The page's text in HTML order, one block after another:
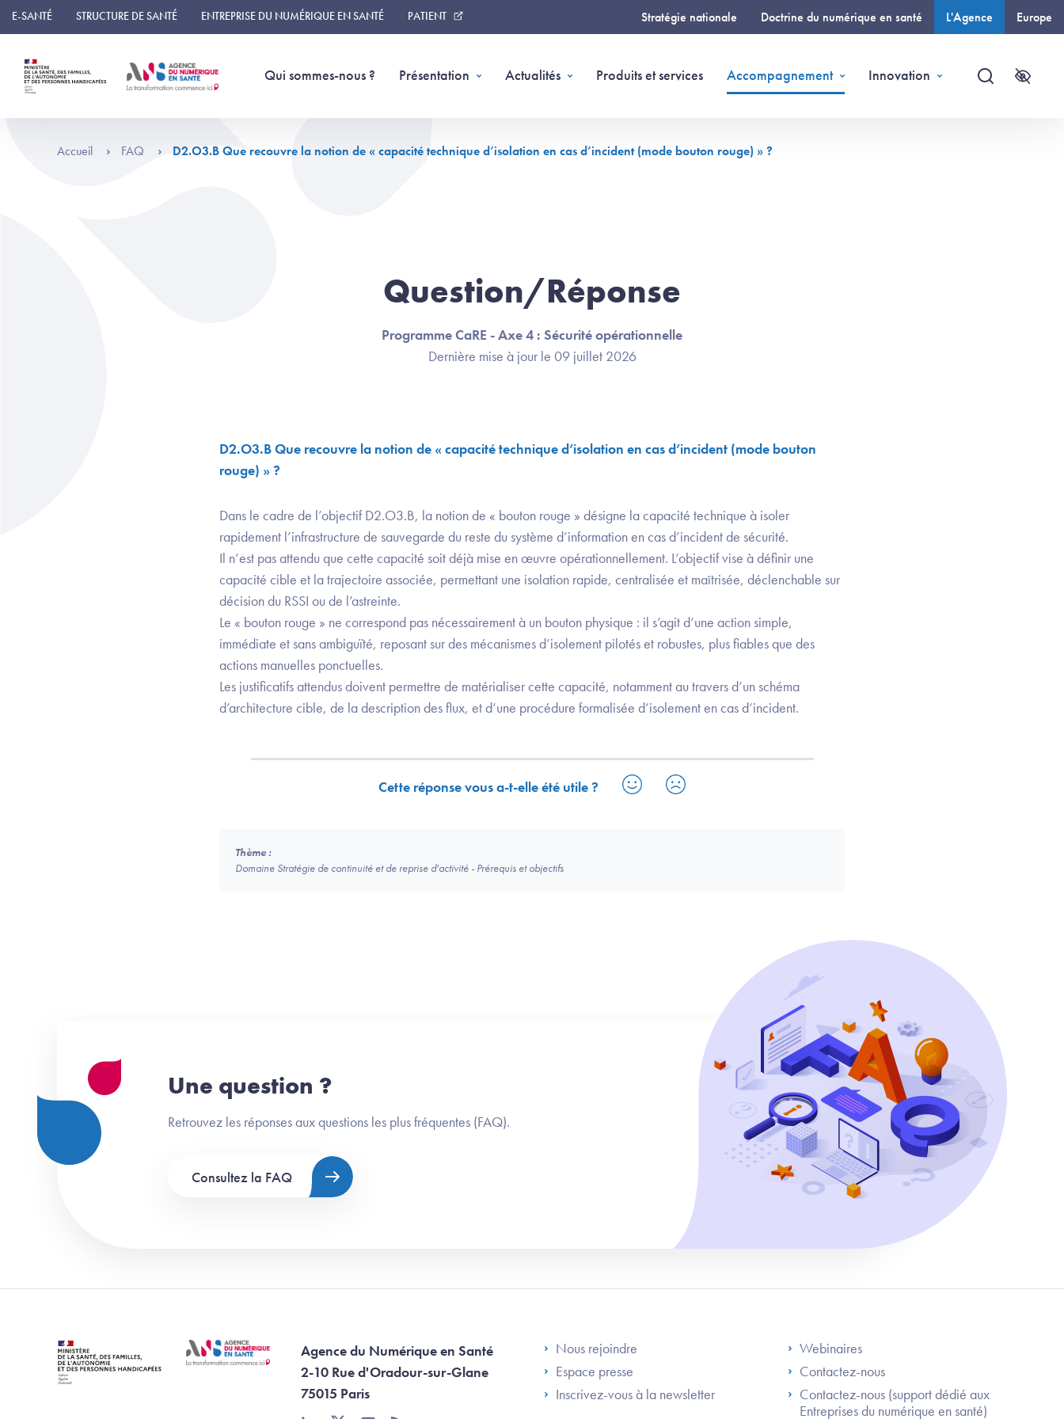
Panneau de gestion des cookies
E-SANTÉ STRUCTURE DE SANTÉ ENTREPRISE DU NUMÉRIQUE EN SANTÉ PATIENT Stratégie nationale Doctrine du numérique en santé L'Agence Europe
Qui sommes-nous ? Présentation Actualités Produits et services Accompagnement Innovation
Recherche
Accueil FAQ D2.O3.B Que recouvre la notion de « capacité technique d’isolation en cas d’incident (mode bouton rouge) » ?
Question/Réponse
Programme CaRE - Axe 4 : Sécurité opérationnelle
Dernière mise à jour le 09 juillet 2026
D2.O3.B Que recouvre la notion de « capacité technique d’isolation en cas d’incident (mode bouton
rouge) » ?
Dans le cadre de l’objectif D2.O3.B, la notion de « bouton rouge » désigne la capacité technique à isoler
rapidement l’infrastructure de sauvegarde du reste du système d’information en cas d’incident de sécurité.
Il n’est pas attendu que cette capacité soit déjà mise en œuvre opérationnellement. L’objectif vise à définir une
capacité cible et la trajectoire associée, permettant une isolation rapide, centralisée et maîtrisée, déclenchable sur
décision du RSSI ou de l’astreinte.
Le « bouton rouge » ne correspond pas nécessairement à un bouton physique : il s’agit d’une action simple,
immédiate et sans ambiguïté, reposant sur des mécanismes d’isolement pilotés et robustes, plus fiables que des
actions manuelles ponctuelles.
Les justificatifs attendus doivent permettre de matérialiser cette capacité, notamment au travers d’un schéma
d’architecture cible, de la description des flux, et d’une procédure formalisée d’isolement en cas d’incident.
Cette réponse vous a-t-elle été utile ?
Thème :
Domaine Stratégie de continuité et de reprise d'activité - Prérequis et objectifs
Une question ?
Retrouvez les réponses aux questions les plus fréquentes (FAQ).
Consultez la FAQ
Agence du Numérique en Santé
2-10 Rue d'Oradour-sur-Glane
75015 Paris
Footer Left ANS
Nous rejoindre
Espace presse
Inscrivez-vous à la newsletter
Footer Right ANS
Webinaires
Contactez-nous
Contactez-nous (support dédié aux
Entreprises du numérique en santé)